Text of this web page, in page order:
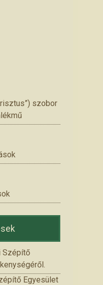
szobor
Szépítő
Egyesület